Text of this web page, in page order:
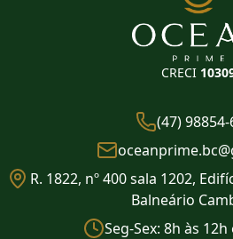
CRECI
(47)
R. 1822, nº 400 sala 1202,
Balneário
Seg-Sex: 8h às